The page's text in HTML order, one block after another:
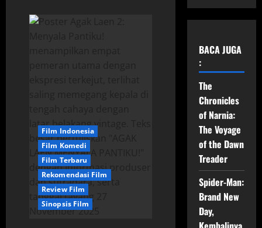
Film Indonesia
Film Komedi
Film Terbaru
Rekomendasi Film
Review Film
Sinopsis Film
BACA JUGA
:
The
Chronicles
of Narnia:
The Voyage
of the Dawn
Treader
Spider-Man:
Brand New
Day,